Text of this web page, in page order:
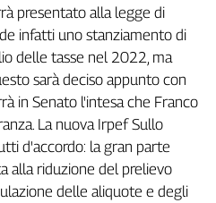
presentato alla legge di
infatti uno stanziamento di
delle tasse nel 2022, ma
sarà deciso appunto con
in Senato l'intesa che Franco
La nuova Irpef Sullo
d'accordo: la gran parte
alla riduzione del prelievo
delle aliquote e degli